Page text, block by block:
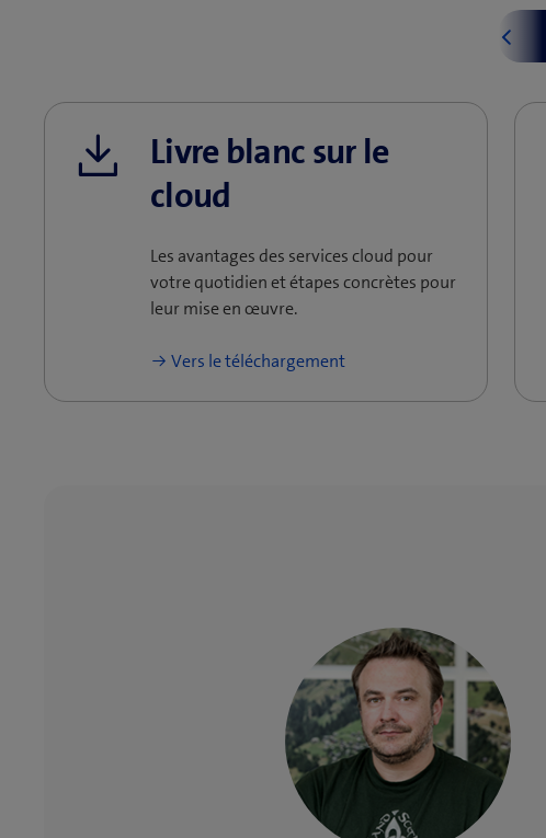
Livre blanc sur le
cloud
Les avantages des services cloud pour
votre quotidien et étapes concrètes pour
leur mise en œuvre.
Vers le téléchargement